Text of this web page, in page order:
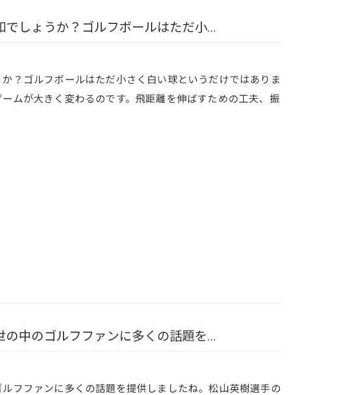
しょうか？ゴルフボールはただ小...
？ゴルフボールはただ小さく白い球というだけではありま
ムが大きく変わるのです。飛距離を伸ばすための工夫、振
中のゴルフファンに多くの話題を...
フファンに多くの話題を提供しましたね。松山英樹選手の